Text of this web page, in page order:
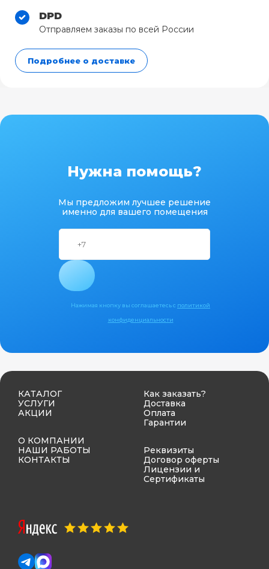
DPD
Отправляем заказы по всей России
Подробнее о доставке
Нужна помощь?
Мы предложим лучшее решение
именно для вашего помещения
Нажимая кнопку вы соглашаетесь с политикой
конфиденциальности
КАТАЛОГ
УСЛУГИ
АКЦИИ
О КОМПАНИИ
НАШИ РАБОТЫ
КОНТАКТЫ
Как заказать?
Доставка
Оплата
Гарантии
Реквизиты
Договор оферты
Лицензии и
Сертификаты